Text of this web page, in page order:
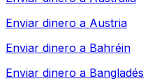
Enviar dinero a Austria
Enviar dinero a Bahréin
Enviar dinero a Bangladés